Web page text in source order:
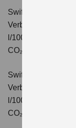
Swift 1.2
Verbrauchswerte:
l/100km;
CO₂-Klasse: C.
Swift 1.2
Verbrauchswerte:
l/100km;
CO₂-Klasse: C.